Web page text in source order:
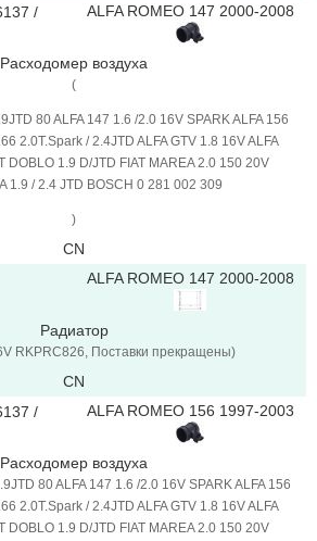
/
ALFA ROMEO 147 2000-2008
Расходомер воздуха
(
80 ALFA 147 1.6 /2.0 16V SPARK ALFA 156
2.0T.Spark / 2.4JTD ALFA GTV 1.8 16V ALFA
DOBLO 1.9 D/JTD FIAT MAREA 2.0 150 20V
1.9 / 2.4 JTD BOSCH 0 281 002 309
)
CN
ALFA ROMEO 147 2000-2008
Радиатор
RKPRC826, Поставки прекращены)
CN
/
ALFA ROMEO 156 1997-2003
Расходомер воздуха
80 ALFA 147 1.6 /2.0 16V SPARK ALFA 156
2.0T.Spark / 2.4JTD ALFA GTV 1.8 16V ALFA
DOBLO 1.9 D/JTD FIAT MAREA 2.0 150 20V